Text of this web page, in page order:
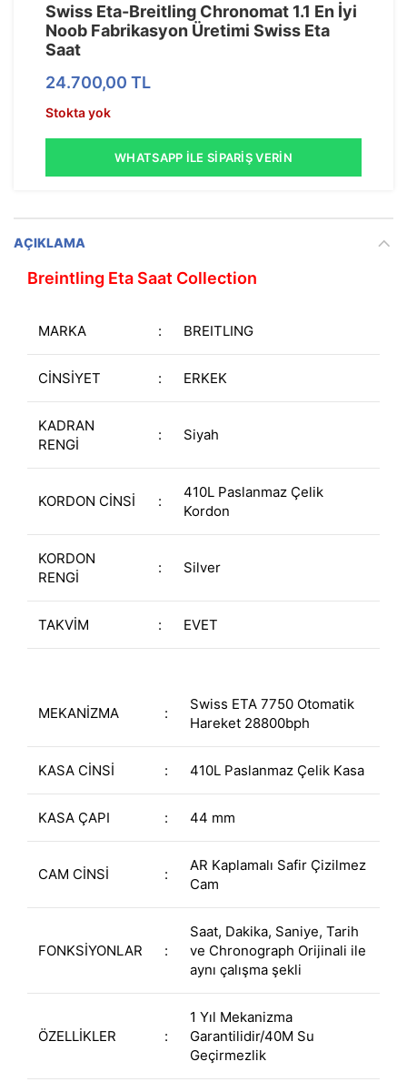
Swiss Eta-Breitling Chronomat 1.1 En İyi
Noob Fabrikasyon Üretimi Swiss Eta
Saat
24.700,00 TL
Stokta yok
WHATSAPP İLE SIPARIŞ VERIN
AÇIKLAMA
Breintling Eta Saat Collection
MARKA : BREITLING
CİNSİYET : ERKEK
KADRAN
RENGİ
: Siyah
KORDON CİNSİ :
410L Paslanmaz Çelik
Kordon
KORDON
RENGİ
: Silver
TAKVİM : EVET
MEKANİZMA :
Swiss ETA 7750 Otomatik
Hareket 28800bph
KASA CİNSİ : 410L Paslanmaz Çelik Kasa
KASA ÇAPI : 44 mm
CAM CİNSİ :
AR Kaplamalı Safir Çizilmez
Cam
FONKSİYONLAR :
Saat, Dakika, Saniye, Tarih
ve Chronograph Orijinali ile
aynı çalışma şekli
ÖZELLİKLER :
1 Yıl Mekanizma
Garantilidir/40M Su
Geçirmezlik